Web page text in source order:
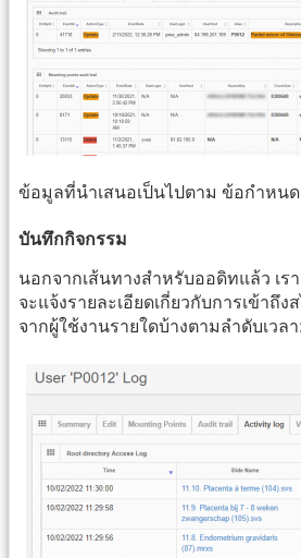
ข้อมูลที่นำเสนอเป็นไปตาม ข้อกำหนด
บันทึกกิจกรรม
นอกจากเส้นทางสำหรับออดิทแล้ว เร
จะแจ้งรายละเอียดเกี่ยวกับการเข้าถึง
จากผู้ใช้งานรายใดบ้างตามลำดับเวลา: